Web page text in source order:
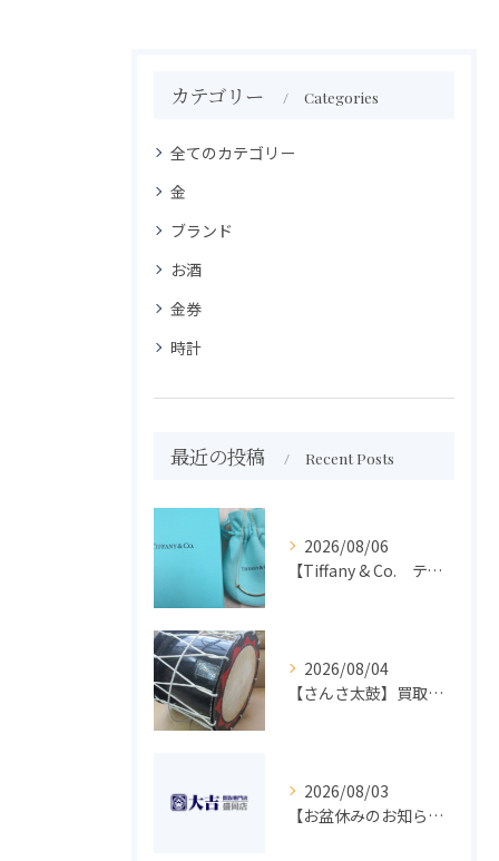
カテゴリー Categories
全てのカテゴリー
金
ブランド
お酒
金券
時計
最近の投稿 Recent Posts
2026/08/06
【Tiffany & Co. ティファニー】買取 大吉盛岡店 アクセサリー買取しました！！
2026/08/04
【さんさ太鼓】買取 大吉盛岡店 楽器 買取します！！
2026/08/03
【お盆休みのお知らせ】買取専門 大吉 盛岡店